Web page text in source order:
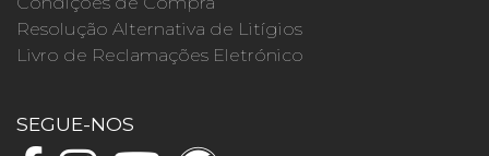
Resolução Alternativa de Litígios
Livro de Reclamações Eletrónico
SEGUE-NOS